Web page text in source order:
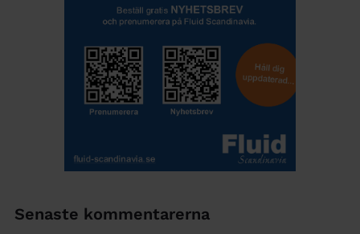
Senaste kommentarerna